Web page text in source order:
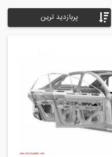
پربازدید ترین